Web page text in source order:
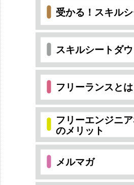
受かる！スキルシ
スキルシートダ
フリーランスとは
フリーエンジニ
のメリット
メルマガ